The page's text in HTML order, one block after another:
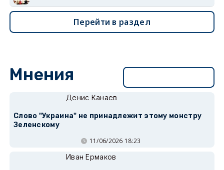
Перейти в раздел
Мнения
Денис Канаев
Слово "Украина" не принадлежит этому монстру
Зеленскому
11/06/2026 18:23
Иван Ермаков